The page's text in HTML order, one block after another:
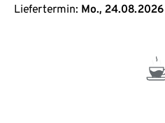
Liefertermin: Mo.,